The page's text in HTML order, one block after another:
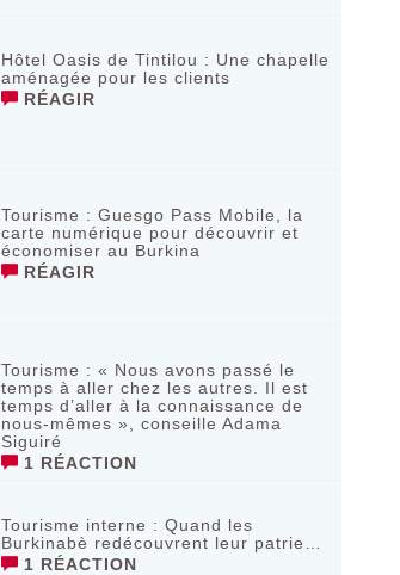
Hôtel Oasis de Tintilou : Une chapelle
aménagée pour les clients
RÉAGIR
Tourisme : Guesgo Pass Mobile, la
carte numérique pour découvrir et
économiser au Burkina
RÉAGIR
Tourisme : « Nous avons passé le
temps à aller chez les autres. Il est
temps d’aller à la connaissance de
nous-mêmes », conseille Adama
Siguiré
1 RÉACTION
Tourisme interne : Quand les
Burkinabè redécouvrent leur patrie…
1 RÉACTION